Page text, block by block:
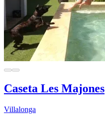
Caseta Les Majones
Villalonga